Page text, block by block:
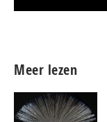
Meer lezen